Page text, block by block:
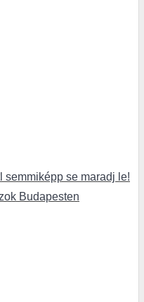
semmiképp se maradj le!
Budapesten